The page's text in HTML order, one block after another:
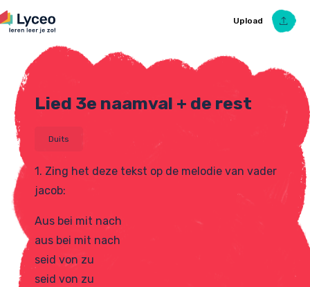
Upload
Upload Ezelsbruggetje
Lied 3e naamval + de rest
Duits
1. Zing het deze tekst op de melodie van vader
jacob:
Aus bei mit nach
aus bei mit nach
seid von zu
seid von zu